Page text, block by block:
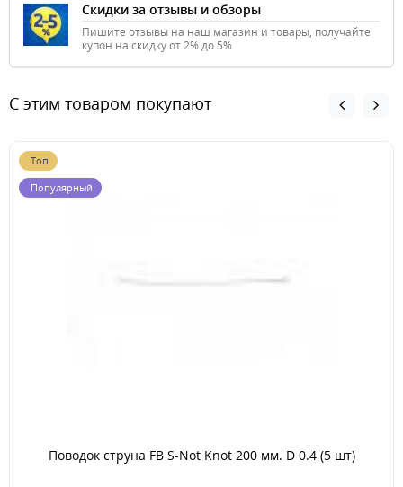
Скидки за отзывы и обзоры
Пишите отзывы на наш магазин и товары, получайте
купон на скидку от 2% до 5%
С этим товаром покупают
Топ
Популярный
Поводок струна FB S-Not Knot 200 мм. D 0.4 (5 шт)